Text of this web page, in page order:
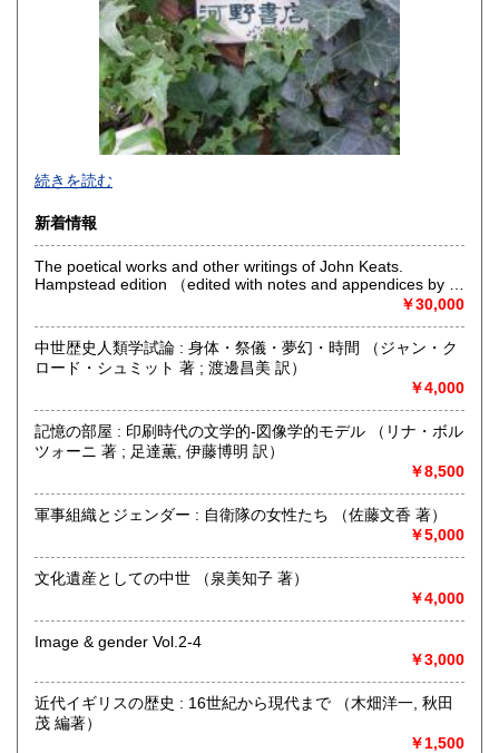
600円 大分県
600円 鹿児島県
600円
年末年始を除き毎日営業いたしております。
店頭での商品引渡しも可能です。その場合は事前にご一報く
公費、校費納入も承ります。
沿線名：京王井の頭線
最寄駅：駒場東大前
定休日：なし
書籍の買取について
和洋学術書を中心に取り扱っております。
お持込は随時歓迎。(事前にご一報いただけると助かります)
出張買取も承ります。
取り扱い分野
和洋学術、芸術（美術、音楽、演劇、映画）、文学書を中心
に取り扱っております
続きを読む
新着情報
The poetical works and other writings of John Keats.
Hampstead edition （edited with notes and appendices by H.
Buxton Forman ; rev. with additions by Maurice Buxton￥30,000
中世歴史人類学試論 : 身体・祭儀・夢幻・時間 （ジャン・ク
ロード・シュミット 著 ; 渡邊昌美 訳）
￥4,000
記憶の部屋 : 印刷時代の文学的-図像学的モデル （リナ・ボル
ツォーニ 著 ; 足達薫, 伊藤博明 訳）
￥8,500
軍事組織とジェンダー : 自衛隊の女性たち （佐藤文香 著）
￥5,000
文化遺産としての中世 （泉美知子 著）
￥4,000
Image & gender Vol.2-4
￥3,000
近代イギリスの歴史 : 16世紀から現代まで （木畑洋一, 秋田
茂 編著）
￥1,500